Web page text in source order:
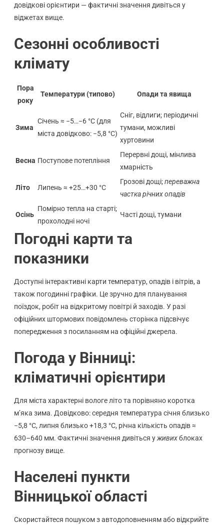
довідкові орієнтири — фактичні значення дивіться у
віджетах вище.
Сезонні особливості
клімату
Пора
року
Температури (типово) Опади та явища
Зима
Січень ≈ −5…−6 °C (для
міста довідково: −5,8 °C)
Сніг, відлиги; періодичні
тумани, можливі
хуртовини
Весна Поступове потепління
Перервні дощі, мінлива
хмарність
Літо Липень ≈ +25…+30 °C
Грозові дощі;переважна
частка річних опадів
Осінь
Помірно тепла на старті;
прохолодні ночі
Часті дощі, тумани
Погодні карти та
показники
Доступні інтерактивні карти температур, опадів і вітрів, а
також погодинні графіки. Це зручно для планування
поїздок, робіт на відкритому повітрі й заходів. У разі
офіційних штормових повідомлень сторінка підсвічує
попередження з посиланням на офіційні джерела.
Погода у Вінниці:
кліматичні орієнтири
Для міста характерні вологе літо та порівняно коротка
м’яка зима. Довідково: середня температура січня близько
−5,8 °C, липня близько +18,3 °C, річна кількість опадів ≈
630–640 мм. Фактичні значення дивіться уживихблоках
прогнозу вище.
Населені пункти
Вінницької області
Скористайтеся пошуком з автодоповненням або відкрийте